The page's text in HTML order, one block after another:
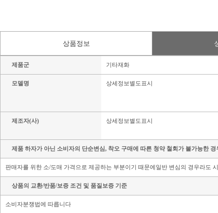
상품정보
제품군 기타재화
모델명 상세정보별도표시
제조자(사) 상세정보별도표시
제품 하자가 아닌 소비자의 단순변심, 착오 구매에 따른 청약 철회가 불가능한
판매자를 위한 소/도매 가격으로 제공하는 부분이기 때문에일반 변심의 경우라도
상품의 교환/반품/보증 조건 및 품질보증 기준
소비자분쟁법에 따릅니다